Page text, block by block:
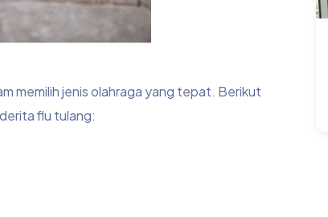
memilih jenis olahraga yang tepat. Berikut
flu tulang: